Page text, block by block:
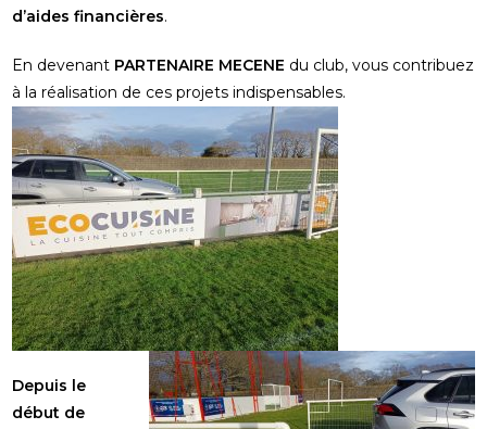
d’aides financières.
En devenant PARTENAIRE MECENE du club, vous contribuez
à la réalisation de ces projets indispensables.
Depuis le
début de